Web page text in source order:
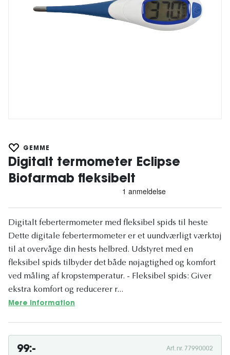
GEMME
Digitalt termometer Eclipse
Biofarmab fleksibelt
Digitalt febertermometer med fleksibel spids til heste
Dette digitale febertermometer er et uundværligt værktøj
til at overvåge din hests helbred. Udstyret med en
fleksibel spids tilbyder det både nøjagtighed og komfort
ved måling af kropstemperatur. - Fleksibel spids: Giver
ekstra komfort og reducerer r...
Mere information
99:- Art. nr. 77990002